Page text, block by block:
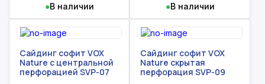
●В наличии ●В наличии
Сайдинг софит VOX
Nature с центральной
перфорацией SVP-07
Сайдинг софит VOX
Nature скрытая
перфорация SVP-09